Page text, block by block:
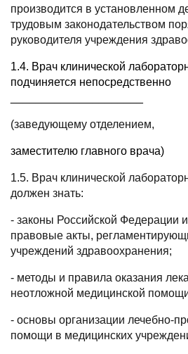
производится в установленном
трудовым законодательством
руководителя учреждения
1.4. Врач клинической
подчиняется непосредственно
(заведующему отделением,
заместителю главного врача)
1.5. Врач клинической
должен знать:
- законы Российской Федерации
правовые акты,
учреждений здравоохранения;
- методы и правила оказания
неотложной медицинской
- основы организации лечебно-
помощи в медицинских